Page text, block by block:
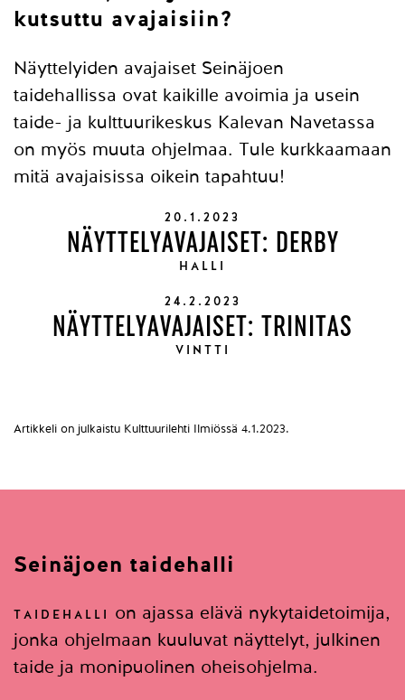
kutsuttu avajaisiin?
Näyttelyiden avajaiset Seinäjoen
taidehallissa ovat kaikille avoimia ja usein
taide- ja kulttuurikeskus Kalevan Navetassa
on myös muuta ohjelmaa. Tule kurkkaamaan
mitä avajaisissa oikein tapahtuu!
20.1.2023
NÄYTTELYAVAJAISET: DERBY
HALLI
24.2.2023
NÄYTTELYAVAJAISET: TRINITAS
VINTTI
Artikkeli on julkaistu Kulttuurilehti Ilmiössä 4.1.2023.
Seinäjoen taidehalli
TAIDEHALLI
on ajassa elävä nykytaidetoimija,
jonka ohjelmaan kuuluvat näyttelyt, julkinen
taide ja monipuolinen oheisohjelma.